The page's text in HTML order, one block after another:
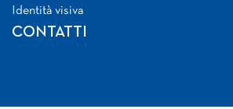
Identità visiva
CONTATTI